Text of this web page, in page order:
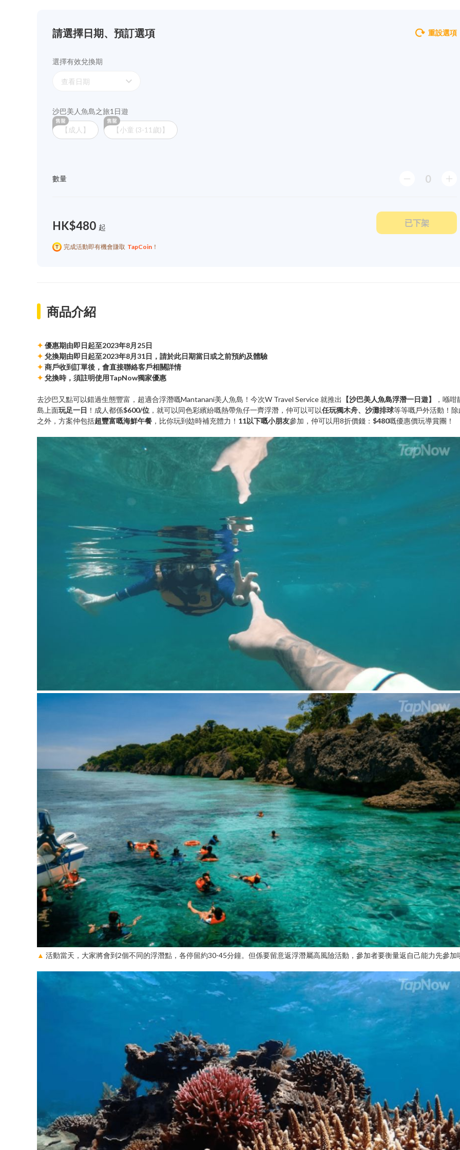
請選擇日期、預訂選項 重設選項
選擇有效兌換期
查看日期 expand_more
沙巴美人魚島之旅1日遊
【成人】 【小童 (3-11歲)】
數量 0
HK$480 起 已下架
完成活動即有機會賺取 TapCoin ！
商品介紹
✦ 優惠期由即日起至2023年8月25日
✦ 兌換期由即日起至2023年8月31日，請於此日期當日或之前預約及體驗
✦ 商戶收到訂單後，會直接聯絡客戶相關詳情
✦ 兌換時，須註明使用TapNow獨家優惠
去沙巴又點可以錯過生態豐富，超適合浮潛嘅Mantanani美人魚島！今次W Travel Service 就推出 【沙巴美人魚島浮潛一日遊】
，喺咁
島上面玩足一日 ！成人都係$600/位 ，就可以同色彩繽紛嘅熱帶魚仔一齊浮潛，仲可以可以任玩獨木舟、沙灘排球等等嘅戶外活動！除
之外，方案仲包括超豐富嘅海鮮午餐 ，比你玩到攰時補充體力！ 11以下嘅小朋友參加，仲可以用8折價錢： $480嘅優惠價玩導賞團！
▲ 活動當天，大家將會到2個不同的浮潛點，各停留約30-45分鐘。但係要留意返浮潛屬高風險活動，參加者要衡量返自己能力先參加